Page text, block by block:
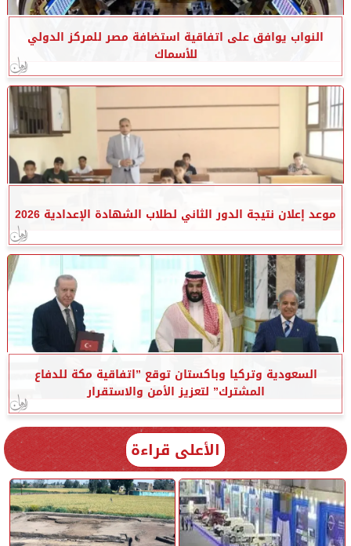
النواب يوافق على اتفاقية استضافة مصر للمركز الدولي
للأسماك
موعد إعلان نتيجة الدور الثاني لطلاب الشهادة الإعدادية 2026
السعودية وتركيا وباكستان توقع ”اتفاقية مكة للدفاع
المشترك” لتعزيز الأمن والاستقرار
الأعلى قراءة